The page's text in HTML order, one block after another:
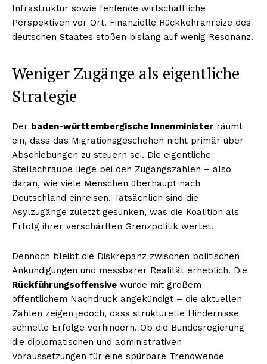
Infrastruktur sowie fehlende wirtschaftliche
Perspektiven vor Ort. Finanzielle Rückkehranreize des
deutschen Staates stoßen bislang auf wenig Resonanz.
Weniger Zugänge als eigentliche
Strategie
Der baden-württembergische Innenminister räumt
ein, dass das Migrationsgeschehen nicht primär über
Abschiebungen zu steuern sei. Die eigentliche
Stellschraube liege bei den Zugangszahlen – also
daran, wie viele Menschen überhaupt nach
Deutschland einreisen. Tatsächlich sind die
Asylzugänge zuletzt gesunken, was die Koalition als
Erfolg ihrer verschärften Grenzpolitik wertet.
Dennoch bleibt die Diskrepanz zwischen politischen
Ankündigungen und messbarer Realität erheblich. Die
Rückführungsoffensive wurde mit großem
öffentlichem Nachdruck angekündigt – die aktuellen
Zahlen zeigen jedoch, dass strukturelle Hindernisse
schnelle Erfolge verhindern. Ob die Bundesregierung
die diplomatischen und administrativen
Voraussetzungen für eine spürbare Trendwende